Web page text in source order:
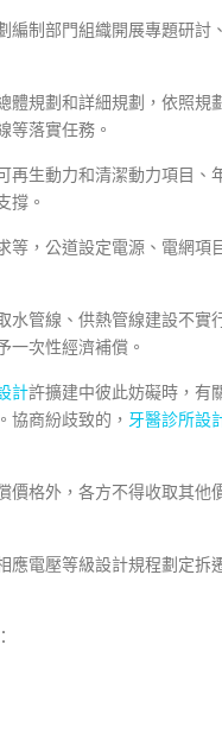
制部門組織開展專題研討、
體規劃和詳細規劃，依照規
等落實任務。
再生動力和清潔動力項目、
撐。
等，公道設定電源、電網項
水管線、供熱管線建設不實
一次性經濟補償。
計許擴建中彼此妨礙時，有
協商紛歧致的， 牙醫診所設
價格外，各方不得收取其他
應電壓等級設計規程劃定拆